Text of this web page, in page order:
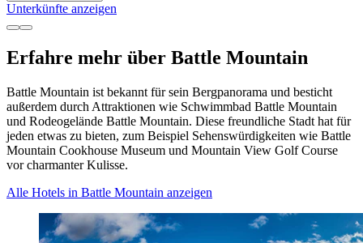
Unterkünfte anzeigen
Erfahre mehr über Battle Mountain
Battle Mountain ist bekannt für sein Bergpanorama und besticht
außerdem durch Attraktionen wie Schwimmbad Battle Mountain
und Rodeogelände Battle Mountain. Diese freundliche Stadt hat für
jeden etwas zu bieten, zum Beispiel Sehenswürdigkeiten wie Battle
Mountain Cookhouse Museum und Mountain View Golf Course
vor charmanter Kulisse.
Alle Hotels in Battle Mountain anzeigen